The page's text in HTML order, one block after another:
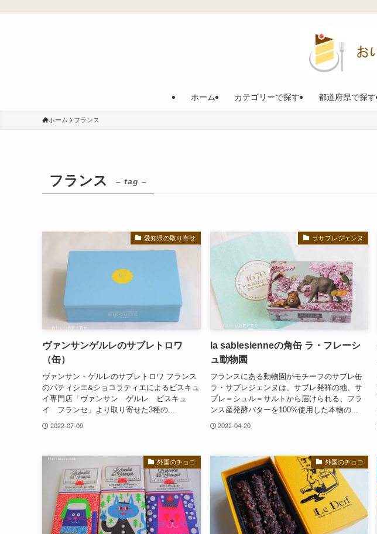
ホーム カテゴリーで探す 都道府県で探す
ホーム フランス
フランス – tag –
愛知県の取り寄せ
ヴァンサンゲルレのサブレトロワ
（缶）
ヴァンサン・ゲルレのサブレトロワ フランス
のパティシエ&ショコラティエによるビスキュ
イ専門店「ヴァンサン ゲルレ ビスキュ
イ フランセ」より取り寄せた3種の...
2022-07-09
ラサブレジェンヌ
la sablesienneの角缶 ラ・フレーシ
ュ動物園
フランスにある動物園がモチーフのサブレ缶
ラ・サブレジェンヌは、サブレ発祥の地、サ
ブレ＝シュル＝サルトから届けられる、フラ
ンス産発酵バターを100%使用した本物の...
2022-04-20
外国のチョコ 外国のチョコ